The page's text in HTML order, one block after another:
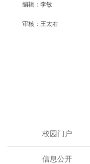
编辑：李敏
审核：王太右
校园门户
信息公开